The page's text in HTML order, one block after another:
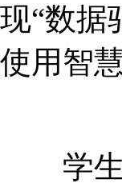
现“数据
使用智慧
学生学